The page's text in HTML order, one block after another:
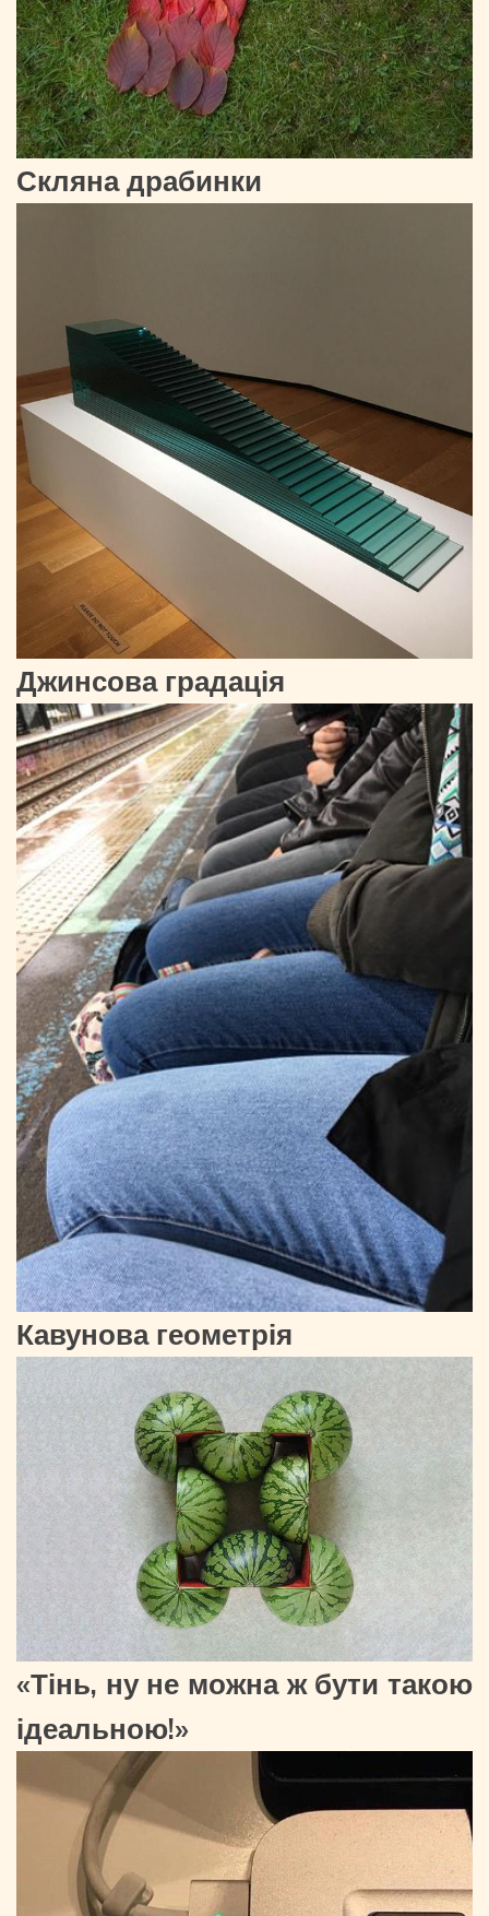
Скляна драбинки
Джинсова градація
Кавунова геометрія
«Тінь, ну не можна ж бути такою
ідеальною!»